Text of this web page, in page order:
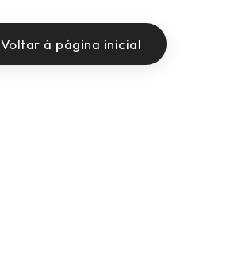
Voltar à página inicial